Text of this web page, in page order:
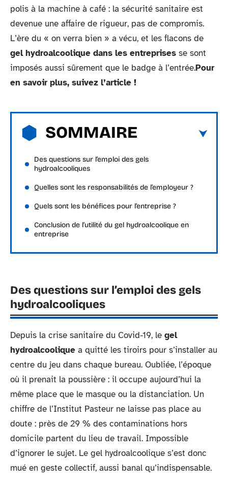
polis à la machine à café : la sécurité sanitaire est
devenue une affaire de rigueur, pas de compromis.
L’ère du « on verra bien » a vécu, et les flacons de
gel hydroalcoolique dans les entreprises se sont
imposés aussi sûrement que le badge à l’entrée.Pour
en savoir plus, suivez l’article !
SOMMAIRE
Des questions sur l’emploi des gels
hydroalcooliques
Quelles sont les responsabilités de l’employeur ?
Quels sont les bénéfices pour l’entreprise ?
Conclusion de l’utilité du gel hydroalcoolique en
entreprise
Des questions sur l’emploi des gels
hydroalcooliques
Depuis la crise sanitaire du Covid-19, le gel
hydroalcoolique a quitté les tiroirs pour s’installer au
centre du jeu dans chaque bureau. Oubliée, l’époque
où il prenait la poussière : il occupe aujourd’hui la
même place que le masque ou la distanciation. Un
chiffre de l’Institut Pasteur ne laisse pas place au
doute : près de 29 % des contaminations hors
domicile partent du lieu de travail. Impossible
d’ignorer le sujet. Le gel hydroalcoolique s’est donc
mué en geste collectif, aussi banal qu’indispensable.